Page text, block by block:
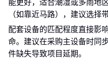
能更好，适合潮湿或多雨地
（如靠近马路），建议选择
配套设备的匹配程度直接影
命。建议在采购主设备时同
件缺失导致项目延期。